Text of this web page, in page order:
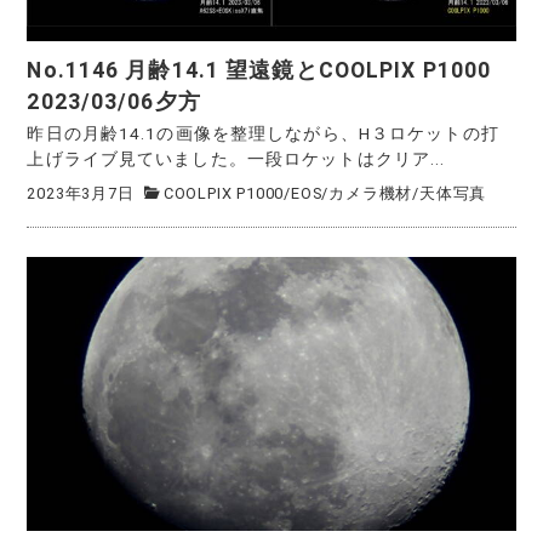
No.1146 月齢14.1 望遠鏡とCOOLPIX P1000
2023/03/06夕方
昨日の月齢14.1の画像を整理しながら、H３ロケットの打
上げライブ見ていました。一段ロケットはクリア...
2023年3月7日 COOLPIX P1000/EOS/カメラ機材/天体写真